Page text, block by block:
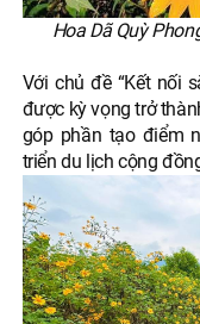
Hoa Dã Quỳ
Với chủ đề “Kết nối
được kỳ vọng trở
góp phần tạo điểm
triển du lịch cộng